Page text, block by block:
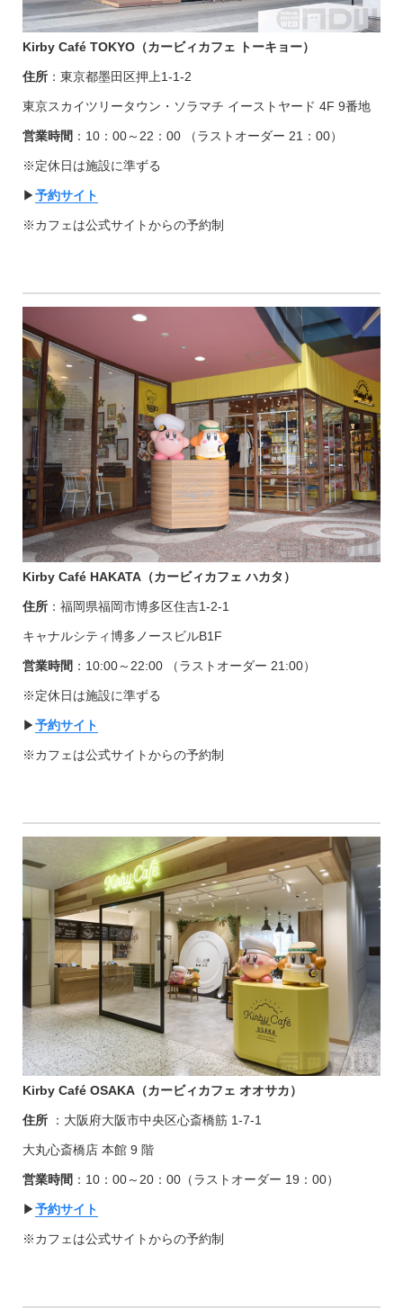
Kirby Café TOKYO（カービィカフェ トーキョー）
住所：東京都墨田区押上1-1-2
東京スカイツリータウン・ソラマチ イーストヤード 4F 9番地
営業時間 ：10：00～22：00 （ラストオーダー 21：00）
※定休日は施設に準ずる
▶︎予約サイト
※カフェは公式サイトからの予約制
Kirby Café HAKATA（カービィカフェ ハカタ）
住所：福岡県福岡市博多区住吉1-2-1
キャナルシティ博多ノースビルB1F
営業時間 ：10:00～22:00 （ラストオーダー 21:00）
※定休日は施設に準ずる
▶︎予約サイト
※カフェは公式サイトからの予約制
Kirby Café OSAKA（カービィカフェ オオサカ）
住所 ：大阪府大阪市中央区心斎橋筋 1-7-1
大丸心斎橋店 本館 9 階
営業時間 ：10：00～20：00（ラストオーダー 19：00）
▶︎予約サイト
※カフェは公式サイトからの予約制